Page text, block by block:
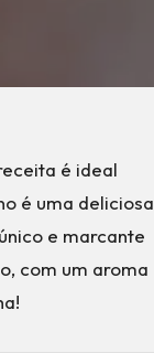
é ideal
é uma deliciosa
e marcante
com um aroma